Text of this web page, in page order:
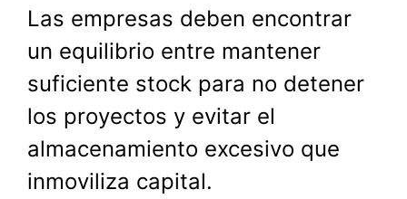
Las empresas deben encontrar
un equilibrio entre mantener
suficiente stock para no detener
los proyectos y evitar el
almacenamiento excesivo que
inmoviliza capital.